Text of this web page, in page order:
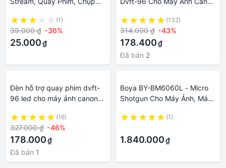
Máy Ảnh Với Thiết Kế 3 Chân
Gấp Gọn Chắc Chắn
(1)
39.000 ₫ -36%
25.000₫
(132)
314.000 ₫ -43%
178.400₫
Đã bán 2
Đèn hỗ trợ quay phim dvft-
96 led cho máy ảnh canon
(16)
327.000 ₫ -46%
178.000₫
Đã bán 1
Boya BY-BM6060L - Micro
Shotgun Cho Máy Ảnh, Máy
Vấn, Quay Phim, Ghi Hình
(1)
1.840.000₫